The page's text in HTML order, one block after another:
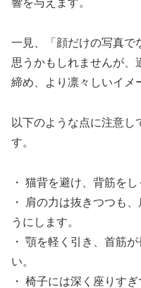
響を与えます。
一見、「顔だけの写真で
思うかもしれませんが、
締め、より凛々しいイメ
以下のような点に注意し
す。
・ 猫背を避け、背筋を
・ 肩の力は抜きつつも
うにします。
・ 顎を軽く引き、首筋
い。
・ 椅子には深く座りす